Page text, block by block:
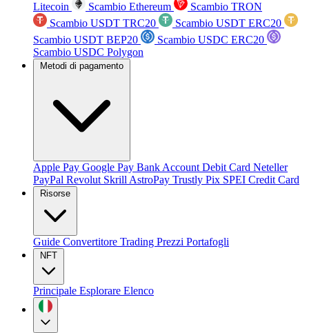
Litecoin
Scambio Ethereum
Scambio TRON
Scambio USDT TRC20
Scambio USDT ERC20
Scambio USDT BEP20
Scambio USDC ERC20
Scambio USDC Polygon
Metodi di pagamento
Apple Pay Google Pay Bank Account Debit Card Neteller
PayPal Revolut Skrill AstroPay Trustly Pix SPEI Credit Card
Risorse
Guide Convertitore Trading Prezzi Portafogli
NFT
Principale Esplorare Elenco